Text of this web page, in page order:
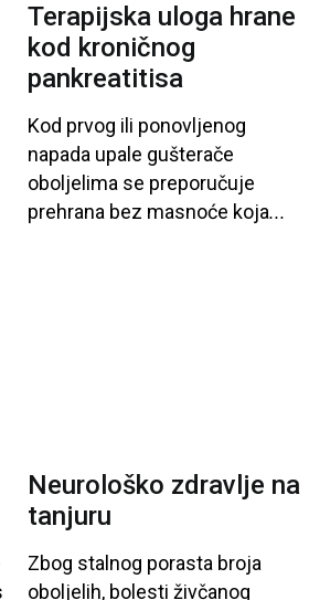
Terapijska uloga hrane
kod kroničnog
pankreatitisa
Kod prvog ili ponovljenog
napada upale gušterače
oboljelima se preporučuje
prehrana bez masnoće koja...
Neurološko zdravlje na
tanjuru
Zbog stalnog porasta broja
oboljelih, bolesti živčanog